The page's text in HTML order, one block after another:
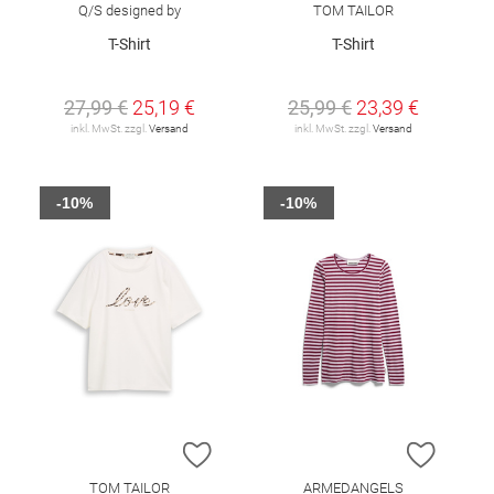
Q/S designed by
T-Shirt
27,99 € 25,19 €
inkl. MwSt. zzgl. Versand
TOM TAILOR
T-Shirt
25,99 € 23,39 €
inkl. MwSt. zzgl. Versand
ZUR WUNSCHLISTE HINZUFÜGEN
TOM TAILOR
-10%
ZUR
ARMEDANGELS
-10%